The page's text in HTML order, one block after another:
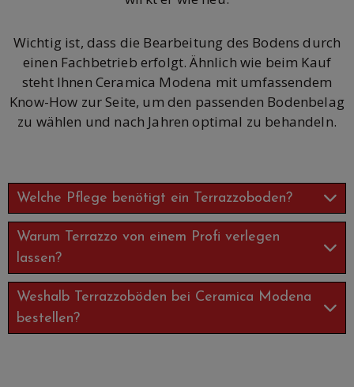
Wichtig ist, dass die Bearbeitung des Bodens durch
einen Fachbetrieb erfolgt. Ähnlich wie beim Kauf
steht Ihnen Ceramica Modena mit umfassendem
Know-How zur Seite, um den passenden Bodenbelag
zu wählen und nach Jahren optimal zu behandeln.
Welche Pflege benötigt ein Terrazzoboden?
Warum Terrazzo von einem Profi verlegen
lassen?
Weshalb Terrazzoböden bei Ceramica Modena
bestellen?